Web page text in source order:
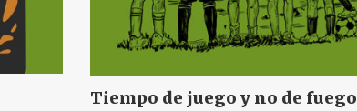
Tiempo de juego y no de fuego